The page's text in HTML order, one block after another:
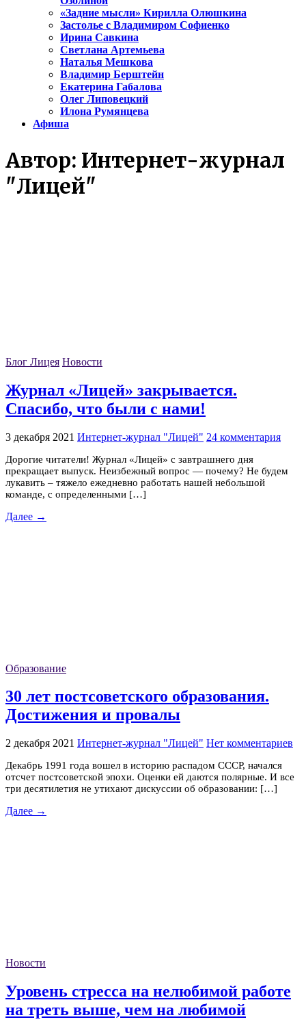
«Задние мысли» Кирилла Олюшкина
Застолье с Владимиром Софиенко
Ирина Савкина
Светлана Артемьева
Наталья Мешкова
Владимир Берштейн
Екатерина Габалова
Олег Липовецкий
Илона Румянцева
Афиша
Автор: Интернет-журнал
"Лицей"
Блог Лицея Новости
Журнал «Лицей» закрывается.
Спасибо, что были с нами!
3 декабря 2021 Интернет-журнал "Лицей" 24 комментария
Дорогие читатели! Журнал «Лицей» с завтрашнего дня
прекращает выпуск. Неизбежный вопрос — почему? Не будем
лукавить – тяжело ежедневно работать нашей небольшой
команде, с определенными […]
Далее →
Образование
30 лет постсоветского образования.
Достижения и провалы
2 декабря 2021 Интернет-журнал "Лицей" Нет комментариев
Декабрь 1991 года вошел в историю распадом СССР, начался
отсчет постсоветской эпохи. Оценки ей даются полярные. И все
три десятилетия не утихают дискуссии об образовании: […]
Далее →
Новости
Уровень стресса на нелюбимой работе
на треть выше, чем на любимой